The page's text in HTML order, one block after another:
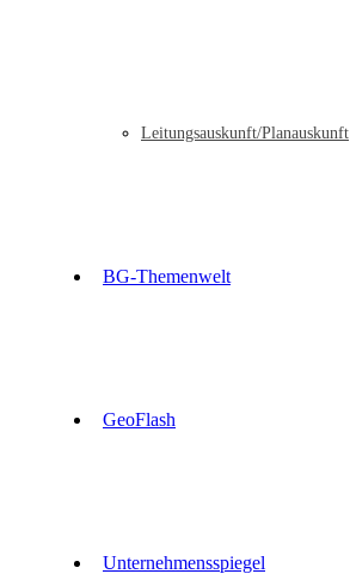
Leitungsauskunft/Planauskunft
BG-Themenwelt
GeoFlash
Unternehmensspiegel